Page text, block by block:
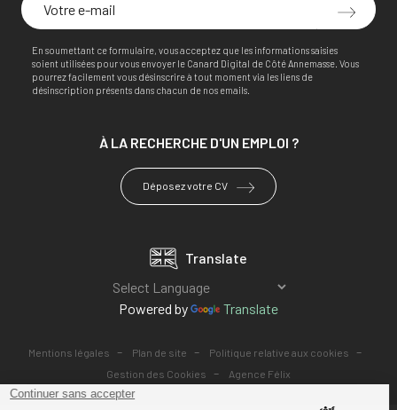
En soumettant ce formulaire, vous acceptez que les informations saisies
soient utilisées pour vous envoyer le Canard Digital de Côté Annemasse. Vous
pourrez facilement vous désinscrire à tout moment via les liens de
désinscription présents dans chacun de nos emails.
À LA RECHERCHE D'UN EMPLOI ?
Déposez votre CV
Translate
Powered by Translate
Mentions légales - Plan de site - Politique relative aux cookies -
Gestion des Cookies - Agence Félix